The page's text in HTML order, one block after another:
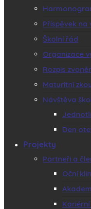
Příspěvek na
Školní řád
Organizace
Rozpis
Maturitní
Návštěva
Den
Projekty
Partneři a
Oční